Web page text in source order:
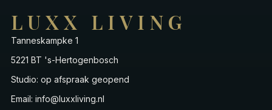
LUXX LIVING
Tanneskampke 1
5221 BT 's-Hertogenbosch
Studio: op afspraak geopend
Email: info@luxxliving.nl